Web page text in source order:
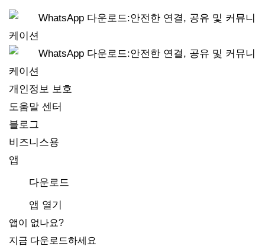
개인정보 보호
도움말 센터
블로그
비즈니스용
앱
다운로드
앱 열기
앱이 없나요?
지금 다운로드하세요